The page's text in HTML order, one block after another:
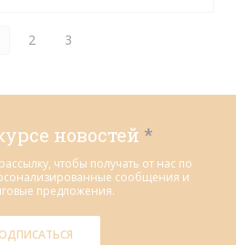
2 3
новостей *
чтобы получать от нас по
сообщения и
предложения.